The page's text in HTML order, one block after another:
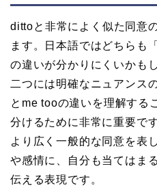
dittoと非常によく似た同意
ます。日本語ではどちらも
の違いが分かりにくいかも
二つには明確なニュアンス
とme tooの違いを理解する
分けるために非常に重要で
より広く一般的な同意を表
や感情に、自分も当てはま
伝える表現です。